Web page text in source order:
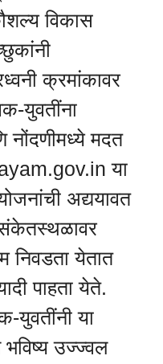
विकास
क्रमांकावर
युवतींना
नोंदणीमध्ये मदत
या
अद्ययावत
येतात
पाहता येते.
युवतींनी या
उज्ज्वल